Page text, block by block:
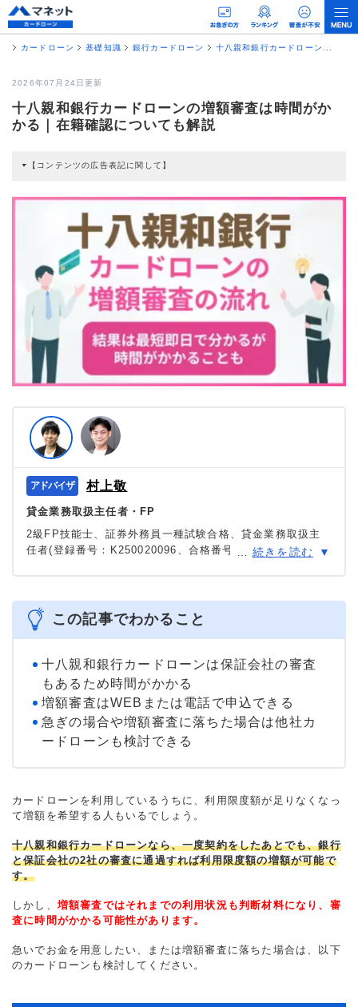
カードローン 基礎知識 銀行カードローン 十八親和銀行カードローン...
2026年07月24日更新
十八親和銀行カードローンの増額審査は時間がか
かる｜在籍確認についても解説
【コンテンツの広告表記に関して】
すると弊社に対して企業から紹介報酬が支払われるという収益モデルです。 た
だし、特定の商品を根拠なくPRするものではなく、当編集部の調査／ユーザー
への口コミ収集などに基づき、公平性を担保した情報提供を行っています。
村上敬
貸金業務取扱主任者・FP
2級FP技能士、証券外務員一種試験合格、貸金業務取扱主
任者(登録番号：K250020096、合格番号：第F241000177
ン、FX、不動産、保険など、多くの金融領域における情報
メディアの編集・監修に携わり、実績は計2000本以上。ロ
ーン利用者へのインタビューなども多数実施し、専門知識
＞＞公式ページ
… 続きを読む
この記事でわかること
十八親和銀行カードローンは保証会社の審査
もあるため時間がかかる
増額審査はWEBまたは電話で申込できる
急ぎの場合や増額審査に落ちた場合は他社カ
ードローンも検討できる
カードローンを利用しているうちに、利用限度額が足りなくなっ
て増額を希望する人もいるでしょう。
十八親和銀行カードローンなら、一度契約をしたあとでも、銀行
と保証会社の2社の審査に通過すれば利用限度額の増額が可能で
す。
しかし、 増額審査ではそれまでの利用状況も判断材料になり、審
査に時間がかかる可能性があります。
急いでお金を用意したい、または増額審査に落ちた場合は、以下
のカードローンも検討してください。